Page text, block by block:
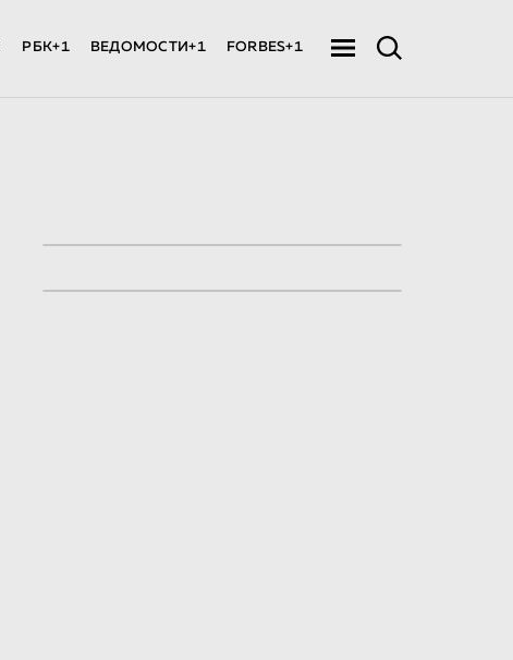
РБК+1 ВЕДОМОСТИ+1 FORBES+1